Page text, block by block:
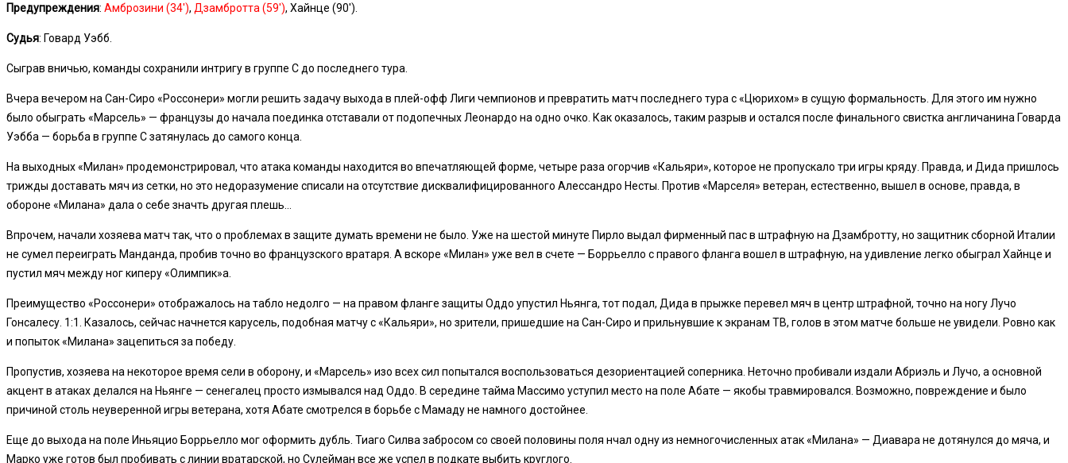
Предупреждения: Амброзини (34′), Дзамбротта (59′), Хайнце (90′).
Судья: Говард Уэбб.
Сыграв вничью, команды сохранили интригу в группе С до последнего тура.
Вчера вечером на Сан-Сиро «Россонери» могли решить задачу выхода в плей-офф Лиги чемпионов и превратить матч последнего тура с «Цюрихом» в сущую формальность. Для этого им нужно
было обыграть «Марсель» — французы до начала поединка отставали от подопечных Леонардо на одно очко. Как оказалось, таким разрыв и остался после финального свистка англичанина Говарда
Уэбба — борьба в группе С затянулась до самого конца.
На выходных «Милан» продемонстрировал, что атака команды находится во впечатляющей форме, четыре раза огорчив «Кальяри», которое не пропускало три игры кряду. Правда, и Дида пришлось
трижды доставать мяч из сетки, но это недоразумение списали на отсутствие дисквалифицированного Алессандро Несты. Против «Марселя» ветеран, естественно, вышел в основе, правда, в
обороне «Милана» дала о себе значть другая плешь…
Впрочем, начали хозяева матч так, что о проблемах в защите думать времени не было. Уже на шестой минуте Пирло выдал фирменный пас в штрафную на Дзамбротту, но защитник сборной Италии
не сумел переиграть Манданда, пробив точно во французского вратаря. А вскоре «Милан» уже вел в счете — Боррьелло с правого фланга вошел в штрафную, на удивление легко обыграл Хайнце и
пустил мяч между ног киперу «Олимпик»а.
Преимущество «Россонери» отображалось на табло недолго — на правом фланге защиты Оддо упустил Ньянга, тот подал, Дида в прыжке перевел мяч в центр штрафной, точно на ногу Лучо
Гонсалесу. 1:1. Казалось, сейчас начнется карусель, подобная матчу с «Кальяри», но зрители, пришедшие на Сан-Сиро и прильнувшие к экранам ТВ, голов в этом матче больше не увидели. Ровно как
и попыток «Милана» зацепиться за победу.
Пропустив, хозяева на некоторое время сели в оборону, и «Марсель» изо всех сил попытался воспользоваться дезориентацией соперника. Неточно пробивали издали Абриэль и Лучо, а основной
акцент в атаках делался на Ньянге — сенегалец просто измывался над Оддо. В середине тайма Массимо уступил место на поле Абате — якобы травмировался. Возможно, повреждение и было
причиной столь неуверенной игры ветерана, хотя Абате смотрелся в борьбе с Мамаду не намного достойнее.
Еще до выхода на поле Иньяцио Боррьелло мог оформить дубль. Тиаго Силва забросом со своей половины поля нчал одну из немногочисленных атак «Милана» — Диавара не дотянулся до мяча, и
Марко уже готов был пробивать с линии вратарской, но Сулейман все же успел в подкате выбить круглого.